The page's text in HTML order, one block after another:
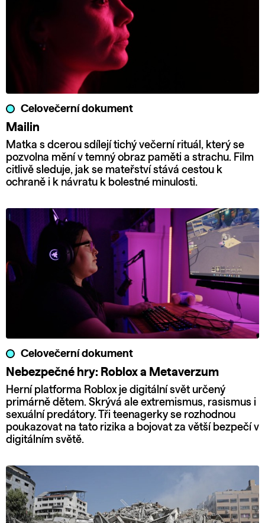
Celovečerní dokument
Mailin
Matka s dcerou sdílejí tichý večerní rituál, který se
pozvolna mění v temný obraz paměti a strachu. Film
citlivě sleduje, jak se mateřství stává cestou k
ochraně i k návratu k bolestné minulosti.
Celovečerní dokument
Nebezpečné hry: Roblox a Metaverzum
Herní platforma Roblox je digitální svět určený
primárně dětem. Skrývá ale extremismus, rasismus i
sexuální predátory. Tři teenagerky se rozhodnou
poukazovat na tato rizika a bojovat za větší bezpečí v
digitálním světě.